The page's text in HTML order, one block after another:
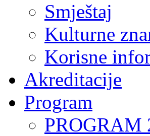
Smještaj
Kulturne
Korisne
Akreditacije
Program
PROGRAM